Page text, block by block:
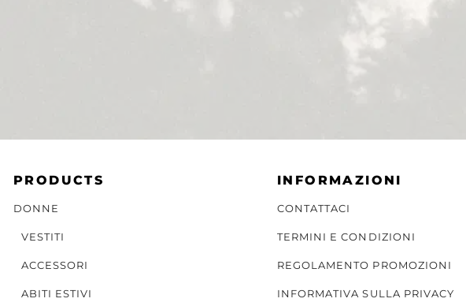
PRODUCTS
DONNE
VESTITI
ACCESSORI
ABITI ESTIVI
INFORMAZIONI
CONTATTACI
TERMINI E CONDIZIONI
REGOLAMENTO PROMOZIONI
INFORMATIVA SULLA PRIVACY